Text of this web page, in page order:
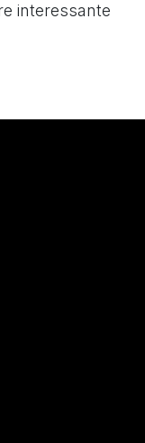
interessante